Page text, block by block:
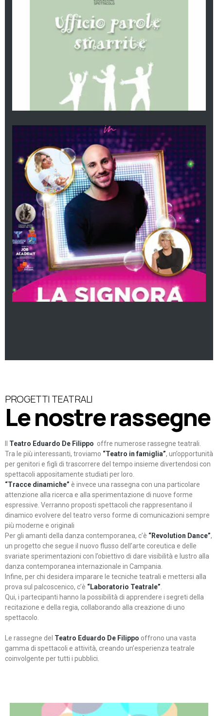
PROGETTI TEATRALI
Le nostre rassegne
Teatro Eduardo De Filippo offre numerose rassegne teatrali.
Tra le più interessanti, troviamo “Teatro in famiglia”, un’opportunità
per genitori e figli di trascorrere del tempo insieme divertendosi con
spettacoli appositamente studiati per loro.
“Tracce dinamiche” è invece una rassegna con una particolare
attenzione alla ricerca e alla sperimentazione di nuove forme
espressive. Verranno proposti spettacoli che rappresentano il
dinamico evolvere del teatro verso forme di comunicazioni sempre
più moderne e originali
Per gli amanti della danza contemporanea, c’è “Revolution Dance”,
un progetto che segue il nuovo flusso dell’arte coreutica e delle
svariate sperimentazioni con l’obiettivo di dare visibilità e lustro alla
danza contemporanea internazionale in Campania.
Infine, per chi desidera imparare le tecniche teatrali e mettersi alla
prova sul palcoscenico, c’è “Laboratorio Teatrale”
Qui, i partecipanti hanno la possibilità di apprendere i segreti della
recitazione e della regia, collaborando alla creazione di uno
spettacolo.
Le rassegne del Teatro Eduardo De Filippo offrono una vasta
gamma di spettacoli e attività, creando un’esperienza teatrale
coinvolgente per tutti i pubblici.